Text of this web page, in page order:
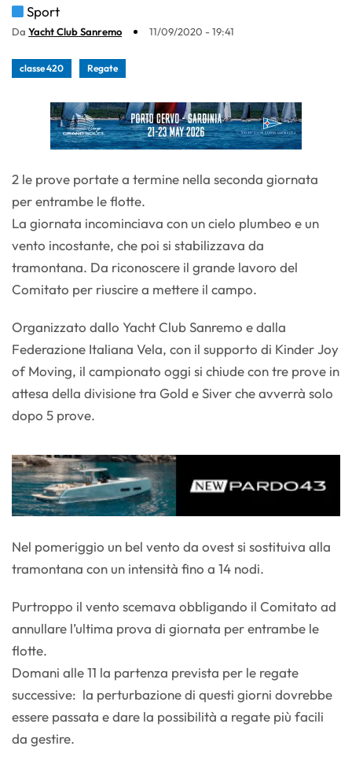
Sport
Da Yacht Club Sanremo 11/09/2020 - 19:41
classe 420 Regate
2 le prove portate a termine nella seconda giornata
per entrambe le flotte.
La giornata incominciava con un cielo plumbeo e un
vento incostante, che poi si stabilizzava da
tramontana. Da riconoscere il grande lavoro del
Comitato per riuscire a mettere il campo.
Organizzato dallo Yacht Club Sanremo e dalla
Federazione Italiana Vela, con il supporto di Kinder Joy
of Moving, il campionato oggi si chiude con tre prove in
attesa della divisione tra Gold e Siver che avverrà solo
dopo 5 prove.
Nel pomeriggio un bel vento da ovest si sostituiva alla
tramontana con un intensità fino a 14 nodi.
Purtroppo il vento scemava obbligando il Comitato ad
annullare l’ultima prova di giornata per entrambe le
flotte.
Domani alle 11 la partenza prevista per le regate
successive: la perturbazione di questi giorni dovrebbe
essere passata e dare la possibilità a regate più facili
da gestire.